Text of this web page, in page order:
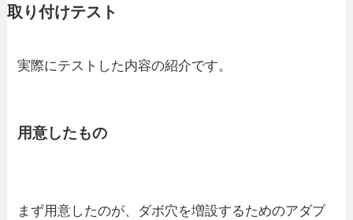
取り付けテスト
実際にテストした内容の紹介です。
用意したもの
まず用意したのが、ダボ穴を増設するためのアダプ